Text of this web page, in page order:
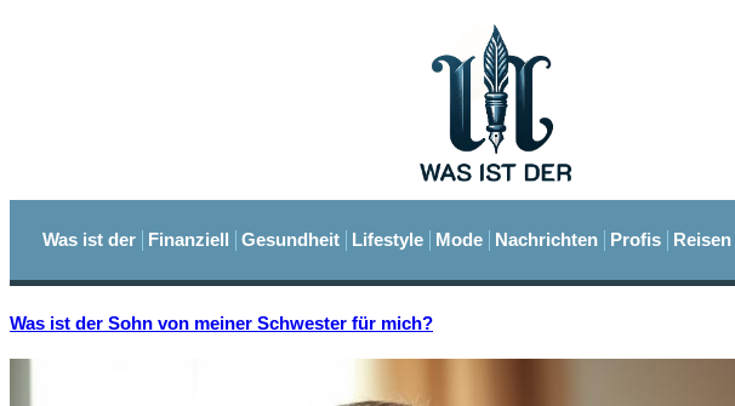
Was ist der Finanziell Gesundheit Lifestyle Mode Nachrichten Profis Reisen
Was ist der Sohn von meiner Schwester für mich?